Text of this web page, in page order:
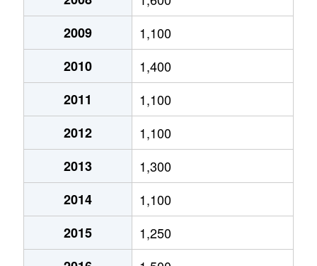
3,800万円
1,600万円
1,300万円
850万円
1,300万円
1,100万円
1,700万円
2009
1,100
2010
1,400
2011
1,100
2012
1,100
2013
1,300
2014
1,100
2015
1,250